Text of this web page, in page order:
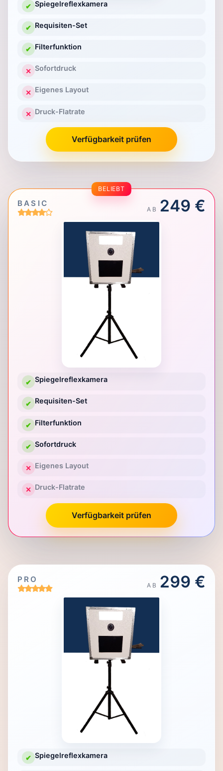
✔ Spiegelreflexkamera
✔ Requisiten-Set
✔ Filterfunktion
✕ Sofortdruck
✕ Eigenes Layout
✕ Druck-Flatrate
Verfügbarkeit prüfen
BELIEBT
BASIC
AB 249 €
✔ Spiegelreflexkamera
✔ Requisiten-Set
✔ Filterfunktion
✔ Sofortdruck
✕ Eigenes Layout
✕ Druck-Flatrate
Verfügbarkeit prüfen
PRO
AB 299 €
✔ Spiegelreflexkamera